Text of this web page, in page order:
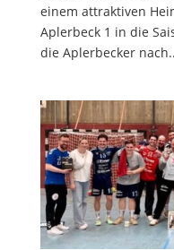
einem attraktiven
Aplerbeck 1 in die
die Aplerbecker